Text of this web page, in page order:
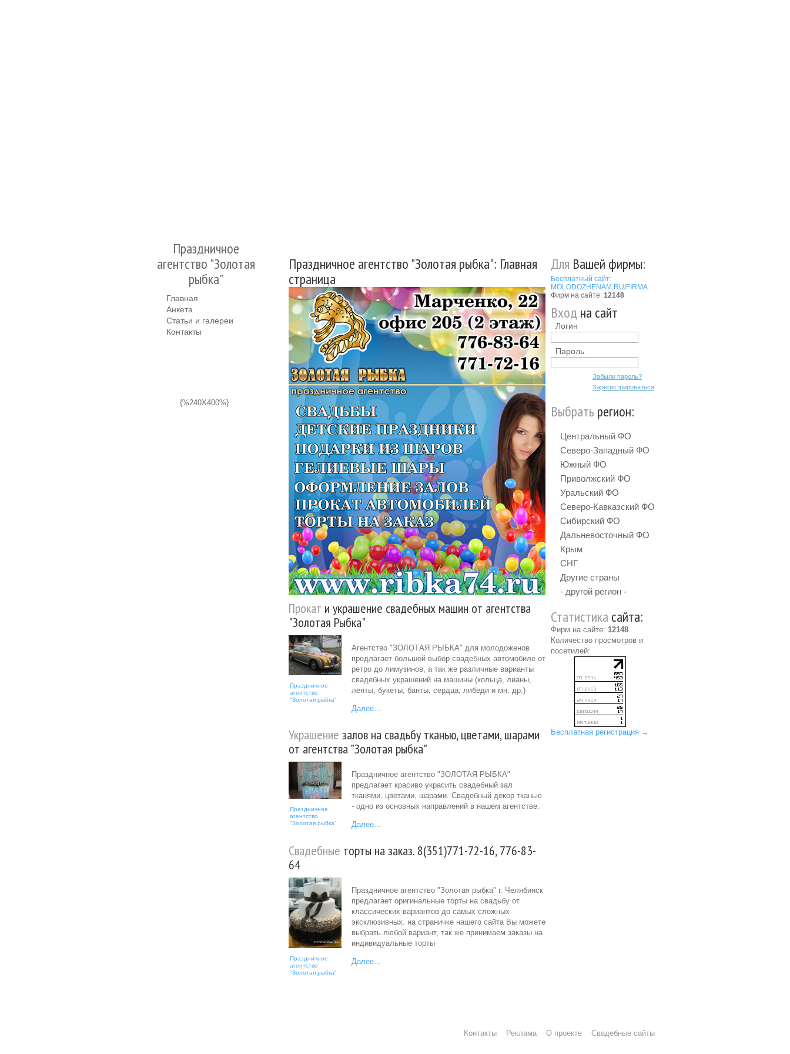
Праздничное
агентство "Золотая
рыбка"
Главная
Анкета
Статьи и галереи
Контакты
{%240X400%}
Праздничное агентство "Золотая рыбка": Главная
страница
Прокат и украшение свадебных машин от агентства
"Золотая Рыбка"
Праздничное
агентство
"Золотая рыбка"
Агентство "ЗОЛОТАЯ РЫБКА" для молодоженов
предлагает большой выбор свадебных автомобиле от
ретро до лимузинов, а так же различные варианты
свадебных украшений на машины (кольца, лианы,
ленты, букеты, банты, сердца, либеди и мн. др.)
Далее...
Украшение залов на свадьбу тканью, цветами, шарами
от агентства "Золотая рыбка"
Праздничное
агентство
"Золотая рыбка"
Праздничное агентство "ЗОЛОТАЯ РЫБКА"
предлагает красиво украсить свадебный зал
тканями, цветами, шарами. Свадебный декор тканью
- одно из основных направлений в нашем агентстве.
Далее...
Свадебные торты на заказ. 8(351)771-72-16, 776-83-
64
Праздничное
агентство
"Золотая рыбка"
Праздничное агентство "Золотая рыбка" г. Челябинск
предлагает оригинальные торты на свадьбу от
классических вариантов до самых сложных
эксклюзивных. на страничке нашего сайта Вы можете
выбрать любой вариант, так же принимаем заказы на
индивидуальные торты
Далее...
Для Вашей фирмы:
Бесплатный сайт:
MOLODOZHENAM.RU/FIRMA
Фирм на сайте: 12148
Вход на сайт
Логин
Пароль
Забыли пароль?
Зарегистрироваться
Выбрать регион:
Центральный ФО
Северо-Западный ФО
Южный ФО
Приволжский ФО
Уральский ФО
Северо-Кавказский ФО
Сибирский ФО
Дальневосточный ФО
Крым
СНГ
Другие страны
- другой регион -
Статистика сайта:
Фирм на сайте: 12148
Количество просмотров и
посетилей:
Бесплатная регистрация →
Контакты Реклама О проекте Свадебные сайты